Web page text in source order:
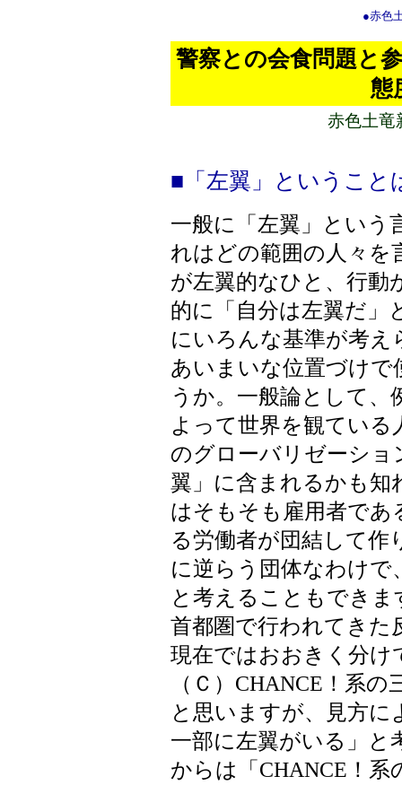
●赤色
警察との会食問題と
態
赤色土竜
■「左翼」ということ
一般に「左翼」という
れはどの範囲の人々を
が左翼的なひと、行動
的に「自分は左翼だ
にいろんな基準が考え
あいまいな位置づけ
うか。一般論として、
よって世界を観ている
のグローバリゼーショ
翼」に含まれるかも知
はそもそも雇用者であ
る労働者が団結して作
に逆らう団体なわけで
と考えることもでき
首都圏で行われてきた
現在ではおおきく分け
（Ｃ）CHANCE！系
と思いますが、見方
一部に左翼がいる」と
からは「CHANCE！